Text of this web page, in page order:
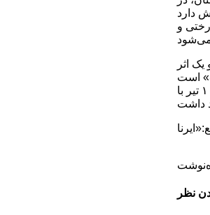
است. همچنین ۱۵۰ گیاه بومی درختی و
دارد که شامل ۲۲ اثر تاریخی و یک اثر
چهل و سومین اجلاس کمیته میراث جهانی سازمان آموزشی، علمی و فرهنگی ملل متحد «یونسکو» از روز دوشنبه۱۰ تیر با
نظر